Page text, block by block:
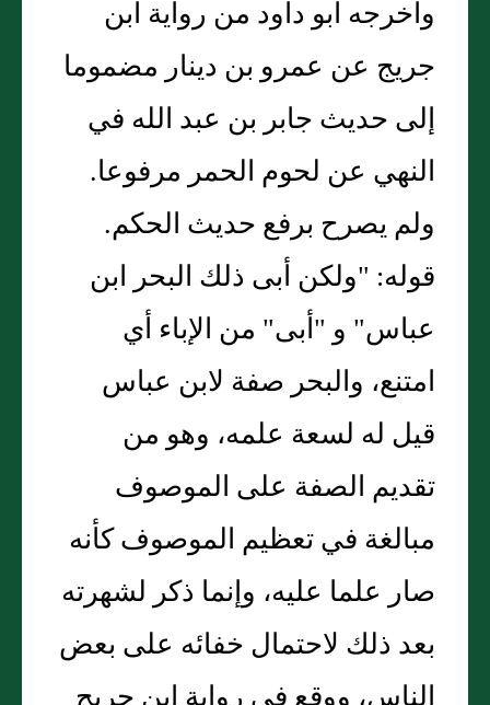
وأخرجه أبو داود من رواية ابن
جريج عن عمرو بن دينار مضموما
إلى حديث جابر بن عبد الله في
النهي عن لحوم الحمر مرفوعا.
ولم يصرح برفع حديث الحكم.
قوله: "ولكن أبى ذلك البحر ابن
عباس" و "أبى" من الإباء أي
امتنع، والبحر صفة لابن عباس
قيل له لسعة علمه، وهو من
تقديم الصفة على الموصوف
مبالغة في تعظيم الموصوف كأنه
صار علما عليه، وإنما ذكر لشهرته
بعد ذلك لاحتمال خفائه على بعض